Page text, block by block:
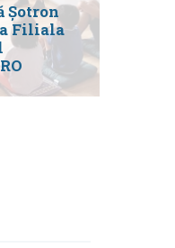
Șotron
Filiala